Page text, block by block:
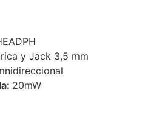
y Jack 3,5 mm
20mW